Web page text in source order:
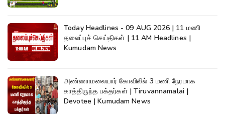
Today Headlines - 09 AUG 2026 | 11 மணி
தலைப்புச் செய்திகள் | 11 AM Headlines |
Kumudam News
அண்ணாமலையார் கோவிலில் 3 மணி நேரமாக
காத்திருந்த பக்தர்கள் | Tiruvannamalai |
Devotee | Kumudam News